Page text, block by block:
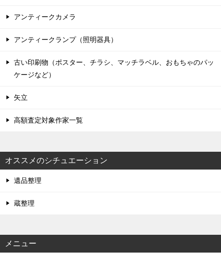
アンティークカメラ
アンティークランプ（照明器具）
古い印刷物（ポスター、チラシ、マッチラベル、おもちゃのパッ
ケージなど）
矢立
高額査定対象作家一覧
オススメのシチュエーション
遺品整理
蔵整理
メニュー